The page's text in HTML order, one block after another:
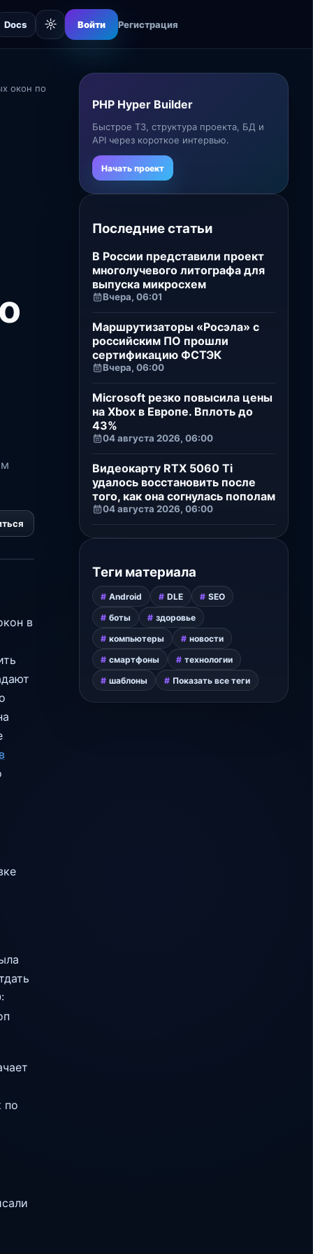
Docs ☼ Войти Регистрация
окон по
в
по
PHP Hyper Builder
Быстрое ТЗ, структура проекта, БД и
API через короткое интервью.
Начать проект
Последние статьи
В России представили проект
многолучевого литографа для
выпуска микросхем
Вчера, 06:01
Маршрутизаторы «Росэла» с
российским ПО прошли
сертификацию ФСТЭК
Вчера, 06:00
Microsoft резко повысила цены
на Xbox в Европе. Вплоть до
43%
04 августа 2026, 06:00
Видеокарту RTX 5060 Ti
удалось восстановить после
того, как она согнулась пополам
04 августа 2026, 06:00
Теги материала
Android DLE
SEO
боты
здоровье
компьютеры
новости
смартфоны
технологии
шаблоны
Показать все теги